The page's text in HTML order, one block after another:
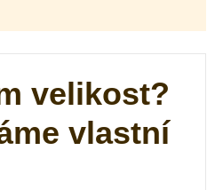
velikost?
vlastní